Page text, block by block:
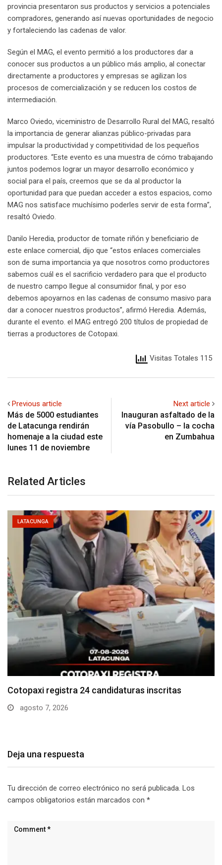
provincia presentaron sus productos y servicios a potenciales
compradores, generando así nuevas oportunidades de negocio
y fortaleciendo las cadenas de valor.
Según el MAG, el evento permitió a los productores dar a
conocer sus productos a un público más amplio, al conectar
directamente a productores y empresas se agilizan los
procesos de comercialización y se reducen los costos de
intermediación.
Marco Oviedo, viceministro de Desarrollo Rural del MAG, resaltó
la importancia de generar alianzas público-privadas para
impulsar la productividad y competitividad de los pequeños
productores. “Este evento es una muestra de cómo trabajando
juntos podemos lograr un mayor desarrollo económico y
social para el país, creemos que se da al productor la
oportunidad para que puedan acceder a estos espacios, como
MAG nos satisface muchísimo poderles servir de esta forma”,
resaltó Oviedo.
Danilo Heredia, productor de tomate riñón y beneficiario de
este enlace comercial, dijo que “estos enlaces comerciales
son de suma importancia ya que nosotros como productores
sabemos cuál es el sacrificio verdadero para que el producto
de nuestro campo llegue al consumidor final, y por eso
debemos apoyarnos en las cadenas de consumo masivo para
dar a conocer nuestros productos”, afirmó Heredia. Además,
durante el evento. el MAG entregó 200 títulos de propiedad de
tierras a productores de Cotopaxi.
Visitas Totales 115
Previous article
Más de 5000 estudiantes
de Latacunga rendirán
homenaje a la ciudad este
lunes 11 de noviembre
Next article
Inauguran asfaltado de la
vía Pasobullo – la cocha
en Zumbahua
Related Articles
LATACUNGA
Parque Nacional Cotopaxi espera alta afluencia de
visitantes…
Deja una respuesta
Tu dirección de correo electrónico no será publicada. Los
campos obligatorios están marcados con *